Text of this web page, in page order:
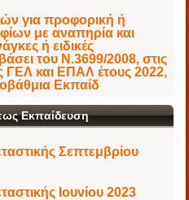
για προφορική ή
με αναπηρία και
ή ειδικές
του Ν.3699/2008, στις
ΓΕΛ και ΕΠΑΛ έτους 2022,
Εκπαίδ
Εκπαίδευση
Σεπτεμβρίου
Ιουνίου 2023